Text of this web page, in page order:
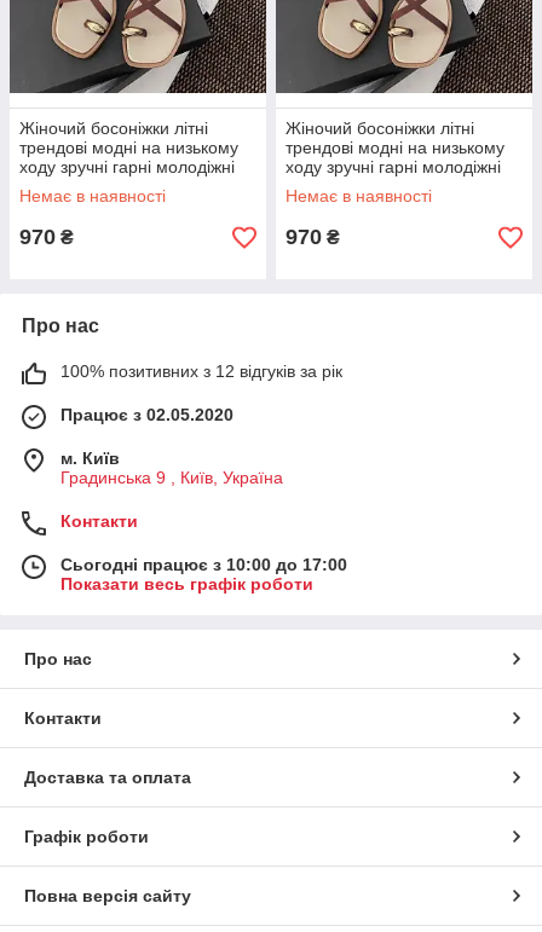
Жіночий босоніжки літні
трендові модні на низькому
ходу зручні гарні молодіжні
37 р коричневий
Немає в наявності
970 ₴
Жіночий босоніжки літні
трендові модні на низькому
ходу зручні гарні молодіжні
36 р коричневий
Немає в наявності
970 ₴
Про нас
100% позитивних з 12 відгуків за рік
Працює з 02.05.2020
м. Київ
Градинська 9 , Київ, Україна
Контакти
Сьогодні працює з 10:00 до 17:00
Показати весь графік роботи
Про нас
Контакти
Доставка та оплата
Графік роботи
Повна версія сайту